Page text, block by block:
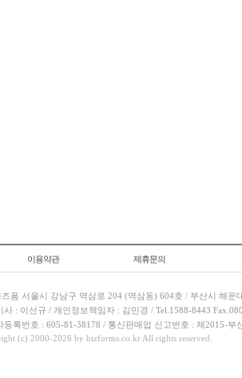
이용약관 제휴문의
폼 서울시 강남구 역삼로 204 (역삼동) 604호 / 부산시 해운
사 : 이선규 / 개인정보책임자 : 김민경 / Tel.1588-8443
등록번호 : 605-81-38178 / 통신판매업 신고번호 : 제2015-부
(c) 2000-2026 by bizforms.co.kr All rights reserved.